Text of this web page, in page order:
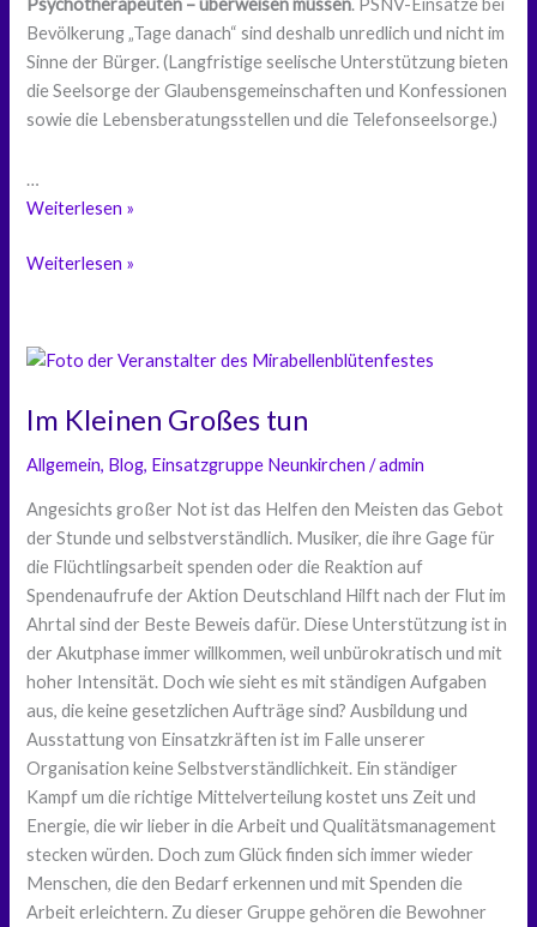
Psychotherapeuten – überweisen müssen. PSNV-Einsätze bei
Bevölkerung „Tage danach“ sind deshalb unredlich und nicht im
Sinne der Bürger. (Langfristige seelische Unterstützung bieten
die Seelsorge der Glaubensgemeinschaften und Konfessionen
sowie die Lebensberatungsstellen und die Telefonseelsorge.)
…
Notfallseelsorge
Großschadenslagen
–
fehlende
Puzzle-
Stück
Weiterlesen »
Notfallseelsorge
und
–
das
fehlende
Stück
Weiterlesen »
Im Kleinen Großes tun
Allgemein, Blog, Einsatzgruppe Neunkirchen /admin
Angesichts großer Not ist das Helfen den Meisten das Gebot
der Stunde und selbstverständlich. Musiker, die ihre Gage für
die Flüchtlingsarbeit spenden oder die Reaktion auf
Spendenaufrufe der Aktion Deutschland Hilft nach der Flut im
Ahrtal sind der Beste Beweis dafür. Diese Unterstützung ist in
der Akutphase immer willkommen, weil unbürokratisch und mit
hoher Intensität. Doch wie sieht es mit ständigen Aufgaben
aus, die keine gesetzlichen Aufträge sind? Ausbildung und
Ausstattung von Einsatzkräften ist im Falle unserer
Organisation keine Selbstverständlichkeit. Ein ständiger
Kampf um die richtige Mittelverteilung kostet uns Zeit und
Energie, die wir lieber in die Arbeit und Qualitätsmanagement
stecken würden. Doch zum Glück finden sich immer wieder
Menschen, die den Bedarf erkennen und mit Spenden die
Arbeit erleichtern. Zu dieser Gruppe gehören die Bewohner